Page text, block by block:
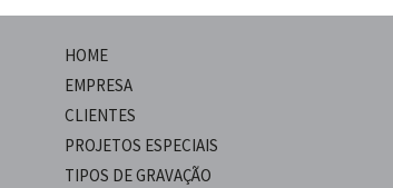
HOME
EMPRESA
CLIENTES
PROJETOS ESPECIAIS
TIPOS DE GRAVAÇÃO